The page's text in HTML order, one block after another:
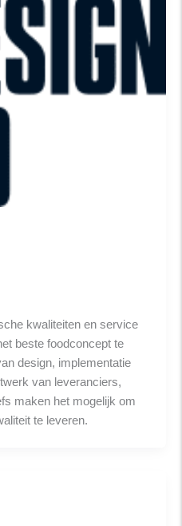
kwaliteiten en service
beste foodconcept te
design, implementatie
van leveranciers,
maken het mogelijk om
te leveren.